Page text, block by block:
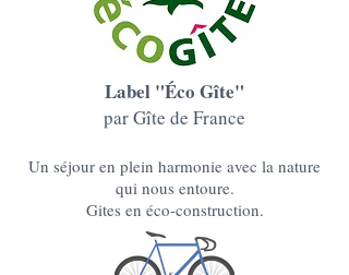
Label "Éco Gîte"
par Gîte de France
Un séjour en plein harmonie avec la nature
qui nous entoure.
Gites en éco-construction.